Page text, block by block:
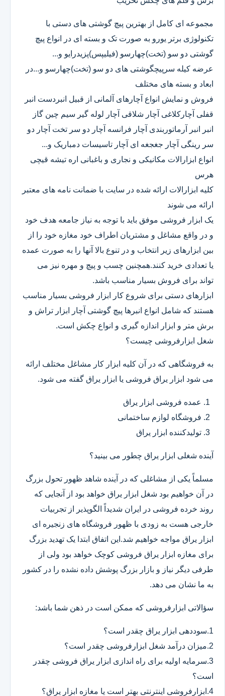
مجموعه ای کامل از بهترین پیچ گوشتی های دستی با
تکنولوژی برتر یورو به صورت تک و بسته ای در انواع پیچ
گوشتی دو سو (تخت)چهارسو (فیلیپس)پزیدرایو و...
عرضه کیله سرپیچگوشتی های دو سو (تخت)چهارسو و...در
ابعاد و بسته های مختلف
فروش و نمایش انواع آچارهای آلمانی از قبیل انبردست انبر
قفلی آچارکلاغی آچار شلاقی آچار لوله گیر سیم چین گاز
انبر انبر آرماتوربندی آچار فرانسه آچار دو سر تخت آچار دو
سر رینگی آچار جغجغه ای آچار تاسیسات دمباریک و...
انواع ابزارالات مکانیکی و نجاری و باغبانی اره تیشه قیچی
هرس
کلیه ابزارالات ارائه شده در سایت با ضمانت نامه های معتبر
ارائه می شوند
یک ابزار فروشی موفق باید با توجه به نیاز جامعه هدف خود
و در واقع مشاغل و مشتریان اطراف خود مغازه خود را از
بین ابزارهای زیر انتخاب و در تنوع بالا آنها را به صورت عمده
یا تعدادی خرید کنند.همچنین چسب و پیچ و مهره نیز می
تواند برای فروش بسیار مناسب باشد.
ابزارهای دستی برای شروع کار ابزار فروشی بسیار مناسب
هستند که شامل انواع انبرها پیچ گوشتی آچار ابزار تراش و
برش متر و ابزار اندازه گیری و انواع چکش است.
شغل ابزارفروشی چیست؟
به فروشگاهی که در آن کلیه ابزار کار مشاغل مختلف ارائه
می شود ابزار یراق فروشی یا ابزار یراق گفته می شود.
عمده فروشی ابزار یراق
فروشگاه لوازم ساختمانی
تولیدکننده ابزار یراق
آینده شغلی ابزار یراق چطور می بینید؟
مسلماً یکی از مشاغلی که در آینده شاهد ظهور تحول بزرگ
در آن خواهیم بود شغل ابزار یراق خواهد بود از آنجایی که
روند خرده فروشی در ایران شدیداً الگوپذیر از تجربیات
خارجی هست به زودی با ظهور فروشگاه های زنجیره ای
ابزار یراق مواجه خواهیم شد.این اتفاق ابتدا یک تهدید بزرگ
برای مغازه ابزار یراق فروشی کوچک خواهد بود ولی از
طرفی دیگر نیاز و بازار بزرگ پوشش داده نشده را در کشور
به ما نشان می دهد.
سؤالاتی ابزارفروشی که ممکن است در ذهن شما باشد:
1.سوددهی ابزار یراق چقدر است؟
2.میزان درآمد شغل ابزارفروشی چقدر است؟
3.سرمایه اولیه برای راه اندازی ابزار یراق فروشی چقدر
است؟
4.ابزارفروشی اینترنتی بهتر است یا مغازه ابزار یراق؟